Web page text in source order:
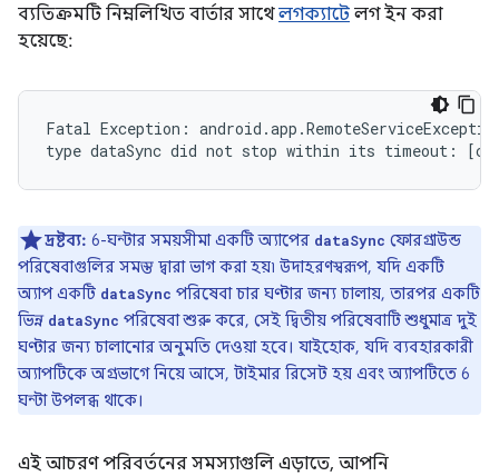
ব্যতিক্রমটি নিম্নলিখিত বার্তার সাথেলগক্যাটে লগ ইন করা
হয়েছে:
Fatal Exception:
দ্রষ্টব্য: 6-ঘন্টার সময়সীমা একটি অ্যাপের dataSync ফোরগ্রাউন্ড
পরিষেবাগুলির সমস্ত দ্বারা ভাগ করা হয়৷ উদাহরণস্বরূপ, যদি একটি
অ্যাপ একটি dataSync পরিষেবা চার ঘণ্টার জন্য চালায়, তারপর একটি
ভিন্ন dataSync পরিষেবা শুরু করে, সেই দ্বিতীয় পরিষেবাটি শুধুমাত্র দুই
ঘণ্টার জন্য চালানোর অনুমতি দেওয়া হবে। যাইহোক, যদি ব্যবহারকারী
অ্যাপটিকে অগ্রভাগে নিয়ে আসে, টাইমার রিসেট হয় এবং অ্যাপটিতে 6
ঘন্টা উপলব্ধ থাকে।
এই আচরণ পরিবর্তনের সমস্যাগুলি এড়াতে, আপনি